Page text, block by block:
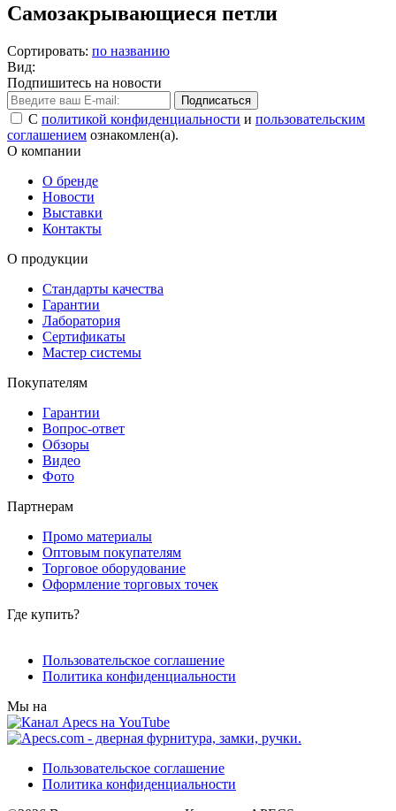
Самозакрывающиеся петли
Сортировать: по названию
Вид:
Подпишитесь на новости
Подписаться
С политикой конфиденциальности и пользовательским
соглашением ознакомлен(а).
О компании
О бренде
Новости
Выставки
Контакты
О продукции
Стандарты качества
Гарантии
Лаборатория
Сертификаты
Мастер системы
Покупателям
Гарантии
Вопрос-ответ
Обзоры
Видео
Фото
Партнерам
Промо материалы
Оптовым покупателям
Торговое оборудование
Оформление торговых точек
Где купить?
Пользовательское соглашение
Политика конфиденциальности
Мы на
Пользовательское соглашение
Политика конфиденциальности